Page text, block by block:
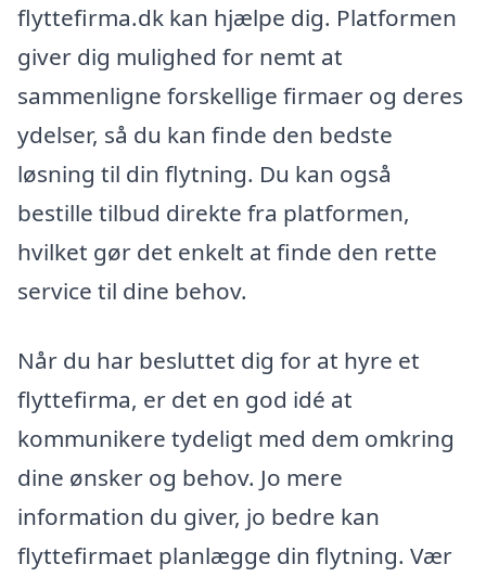
flyttefirma.dk kan hjælpe dig. Platformen
giver dig mulighed for nemt at
sammenligne forskellige firmaer og deres
ydelser, så du kan finde den bedste
løsning til din flytning. Du kan også
bestille tilbud direkte fra platformen,
hvilket gør det enkelt at finde den rette
service til dine behov.
Når du har besluttet dig for at hyre et
flyttefirma, er det en god idé at
kommunikere tydeligt med dem omkring
dine ønsker og behov. Jo mere
information du giver, jo bedre kan
flyttefirmaet planlægge din flytning. Vær